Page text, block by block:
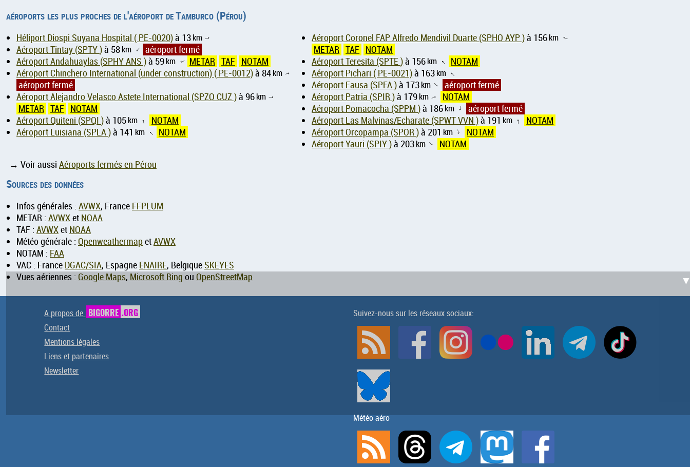
aéroports les plus proches de l'aéroport de Tamburco (Pérou)
Héliport Diospi Suyana Hospital ( PE-0020)à 13km ↑
Aéroport Tintay (SPTY )à 58km ↑ aéroport fermé
Aéroport Andahuaylas (SPHY ANS )à 59km ↑ METAR TAF NOTAM
Aéroport Chinchero International (under construction) ( PE-0012)à 84km ↑
aéroport fermé
Aéroport Alejandro Velasco Astete International (SPZO CUZ )à 96km ↑
METAR TAF NOTAM
Aéroport Quiteni (SPQI )à 105km ↑
NOTAM
Aéroport Luisiana (SPLA )à 141 km ↑ NOTAM
Aéroport Coronel FAP Alfredo Mendivil Duarte (SPHO AYP )à 156km ↑
METAR TAF NOTAM
Aéroport Teresita (SPTE )à 156km ↑
NOTAM
Aéroport Pichari ( PE-0021)à 163km ↑
Aéroport Fausa (SPFA )à 173km ↑
aéroport fermé
Aéroport Patria (SPIR )à 179km ↑
NOTAM
Aéroport Pomacocha (SPPM )à 186km ↑
aéroport fermé
Aéroport Las Malvinas/Echarate (SPWT VVN )à 191 km ↑
NOTAM
Aéroport Orcopampa (SPOR )à 201 km ↑
NOTAM
Aéroport Yauri (SPIY )à 203km ↑
NOTAM
→ Voir aussi Aéroports fermés en Pérou
Sources des données
Infos générales : AVWX, France FFPLUM
METAR : AVWXet NOAA
TAF : AVWXet NOAA
Météo générale : OpenweathermapetAVWX
NOTAM : FAA
VAC : France DGAC/SIA, Espagne ENAIRE, Belgique SKEYES
Vues aériennes : Google Maps, Microsoft Bing ou OpenStreetMap
A propos de BIGORRE .ORG
Contact
Mentions légales
Liens et partenaires
Newsletter
Suivez-nous sur les réseaux sociaux:
Météo aéro